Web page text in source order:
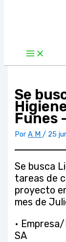
Se
Funes
PorA M/ 25
Se busca
tareas de
proyecto
mes de
•
SA